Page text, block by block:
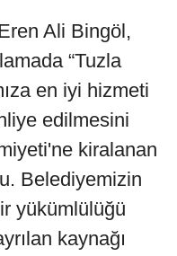
Ali Bingöl,
“Tuzla
en iyi hizmeti
edilmesini
kiralanan
Belediyemizin
yükümlülüğü
kaynağı